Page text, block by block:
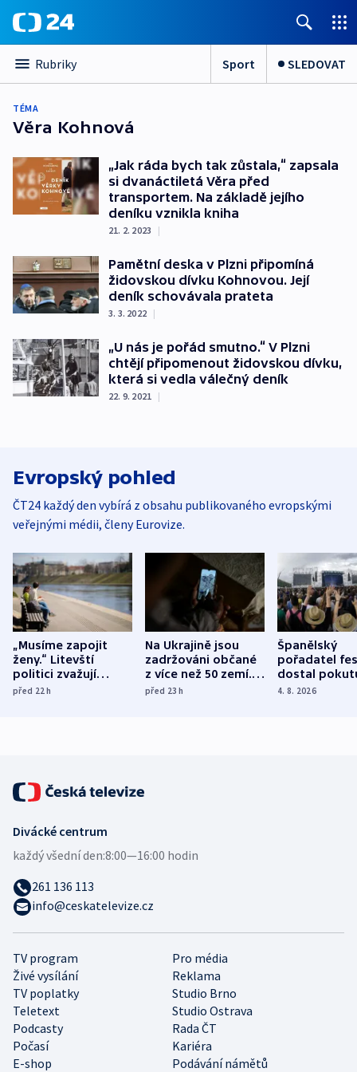
Rubriky Sport SLEDOVAT
TÉMA
Věra Kohnová
„Jak ráda bych tak zůstala,“ zapsala
si dvanáctiletá Věra před
transportem. Na základě jejího
deníku vznikla kniha
21. 2. 2023 |
Pamětní deska v Plzni připomíná
židovskou dívku Kohnovou. Její
deník schovávala prateta
3. 3. 2022 |
„U nás je pořád smutno.“ V Plzni
chtějí připomenout židovskou dívku,
která si vedla válečný deník
22. 9. 2021 |
Evropský pohled
ČT24 každý den vybírá z obsahu publikovaného evropskými
veřejnými médii, členy Eurovize.
„Musíme zapojit
ženy.“ Litevští
politici zvažují
dohodu o
před 22h
Na Ukrajině jsou
zadržováni občané
z více než 50 zemí.
Bojovali na straně
před 23h
Španělský
pořadatel
dostal
nekalé
4. 8. 2026
TV program
Pro média
Živé vysílání
Reklama
TV poplatky
Studio Brno
Teletext
Studio Ostrava
Podcasty
Rada ČT
Počasí
Kariéra
E-shop
Podávání námětů
Divácké centrum
každý všední den:8:00—16:00 hodin
261 136 113
info@ceskatelevize.cz